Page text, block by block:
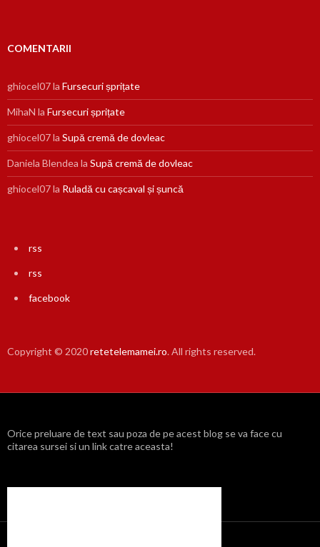
COMENTARII
ghiocel07la Fursecuri șprițate
MihaN la Fursecuri șprițate
ghiocel07la Supă cremă de dovleac
Daniela Blendea la Supă cremă de dovleac
ghiocel07la Ruladă cu cașcaval și șuncă
rss
rss
facebook
Copyright © 2020retetelemamei.ro. All rights reserved.
Orice preluare de text sau poza de pe acest blog se va face cu
citarea sursei si un link catre aceasta!